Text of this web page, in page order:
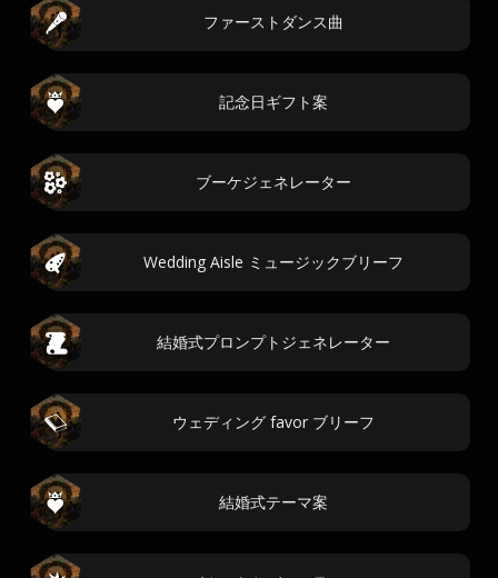
ファーストダンス曲
記念日ギフト案
ブーケジェネレーター
Wedding Aisle ミュージックブリーフ
結婚式プロンプトジェネレーター
ウェディング favor ブリーフ
結婚式テーマ案